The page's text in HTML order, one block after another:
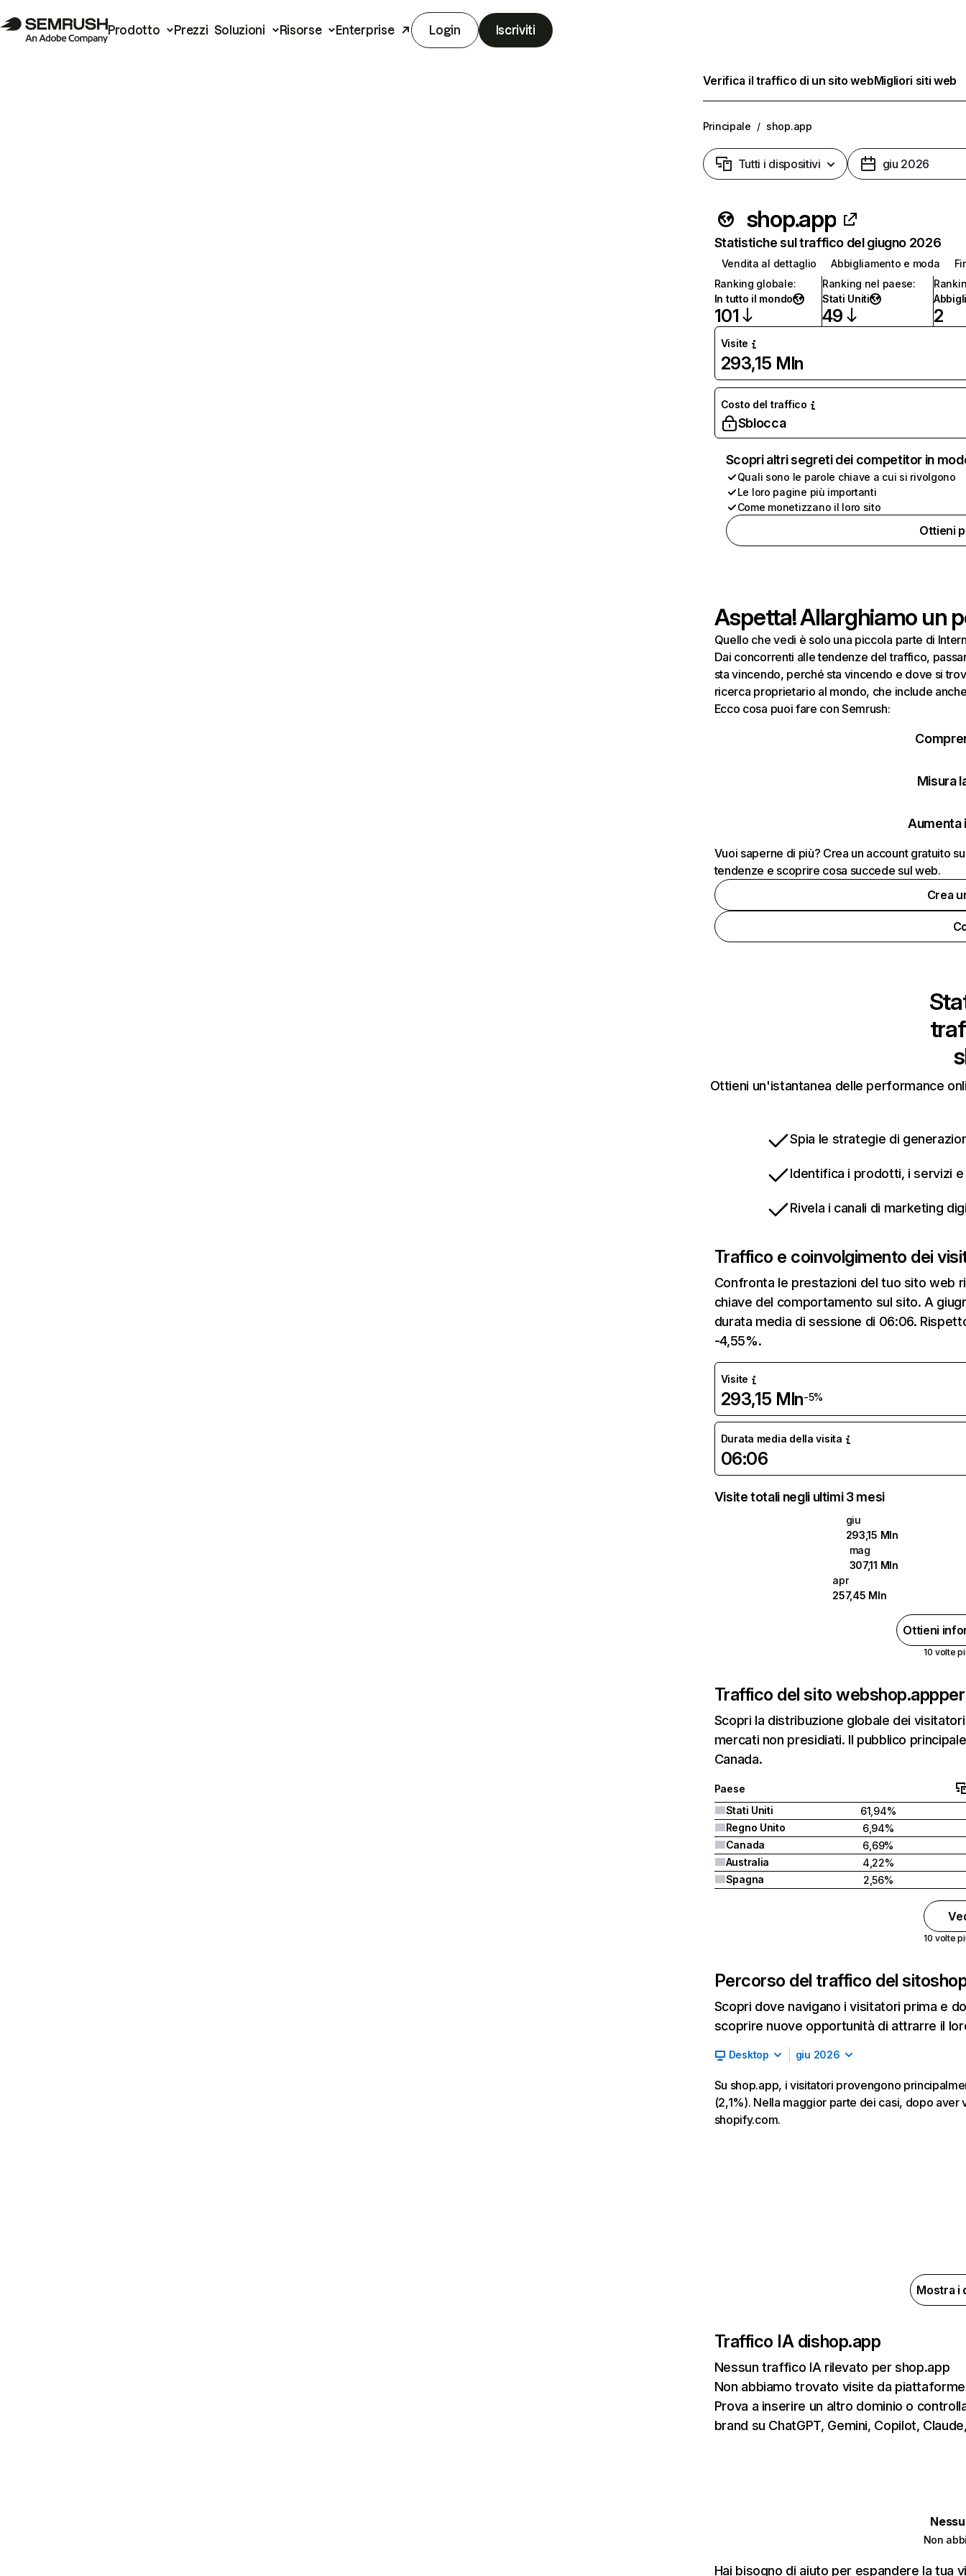
Prodotto Prezzi Soluzioni Risorse Enterprise Login Iscriviti
Verifica il traffico di un sito webMigliori siti web
Principale / shop.app
Tutti i dispositivi giu 2026
shop.app
Statistiche sul traffico del giugno 2026
Vendita al dettaglio Abbigliamento e moda
Ranking globale:
In tutto il mondo
101
Ranking nel paese:
Stati Uniti
49 2
Visite
293,15 Mln
Costo del traffico
Sblocca
Scopri altri segreti dei competitor in
Quali sono le parole chiave a cui si rivolgono
Le loro pagine più importanti
Come monetizzano il loro sito
Ottieni
Aspetta! Allarghiamo un
Quello che vedi è solo una piccola parte di
Dai concorrenti alle tendenze del traffico,
sta vincendo, perché sta vincendo e dove si
ricerca proprietario al mondo, che include
Ecco cosa puoi fare con Semrush:
Misura
Aumenta
Vuoi saperne di più? Crea un account gratuito
tendenze e scoprire cosa succede sul web.
Crea
Ottieni un'istantanea delle performance
Spia le strategie di
Identifica i prodotti, i servizi
Rivela i canali di marketing
Traffico e coinvolgimento dei
Confronta le prestazioni del tuo sito web
chiave del comportamento sul sito. A
durata media di sessione di 06:06.
-4,55%.
Visite
293,15 Mln-5%
Durata media della visita
06:06
Visite totali negli ultimi 3 mesi
giu
293,15 Mln
mag
307,11 Mln
apr
257,45 Mln
Ottieni
10 volte
Traffico del sito webshop.app
Scopri la distribuzione globale dei
mercati non presidiati. Il pubblico
Canada.
Paese
Stati Uniti
61,94%
Regno Unito
6,94%
Canada
6,69%
Australia
4,22%
Spagna
2,56%
10 volte
Percorso del traffico del sito
Scopri dove navigano i visitatori prima e
scoprire nuove opportunità di attrarre il
Desktop giu 2026
Su shop.app, i visitatori provengono
(2,1%). Nella maggior parte dei casi, dopo
shopify.com.
Mostra i
Traffico IA dishop.app
Nessun traffico IA rilevato per shop.app
Non abbiamo trovato visite da
Prova a inserire un altro dominio o
brand su ChatGPT, Gemini, Copilot,
Non
Hai bisogno di aiuto per espandere la tua